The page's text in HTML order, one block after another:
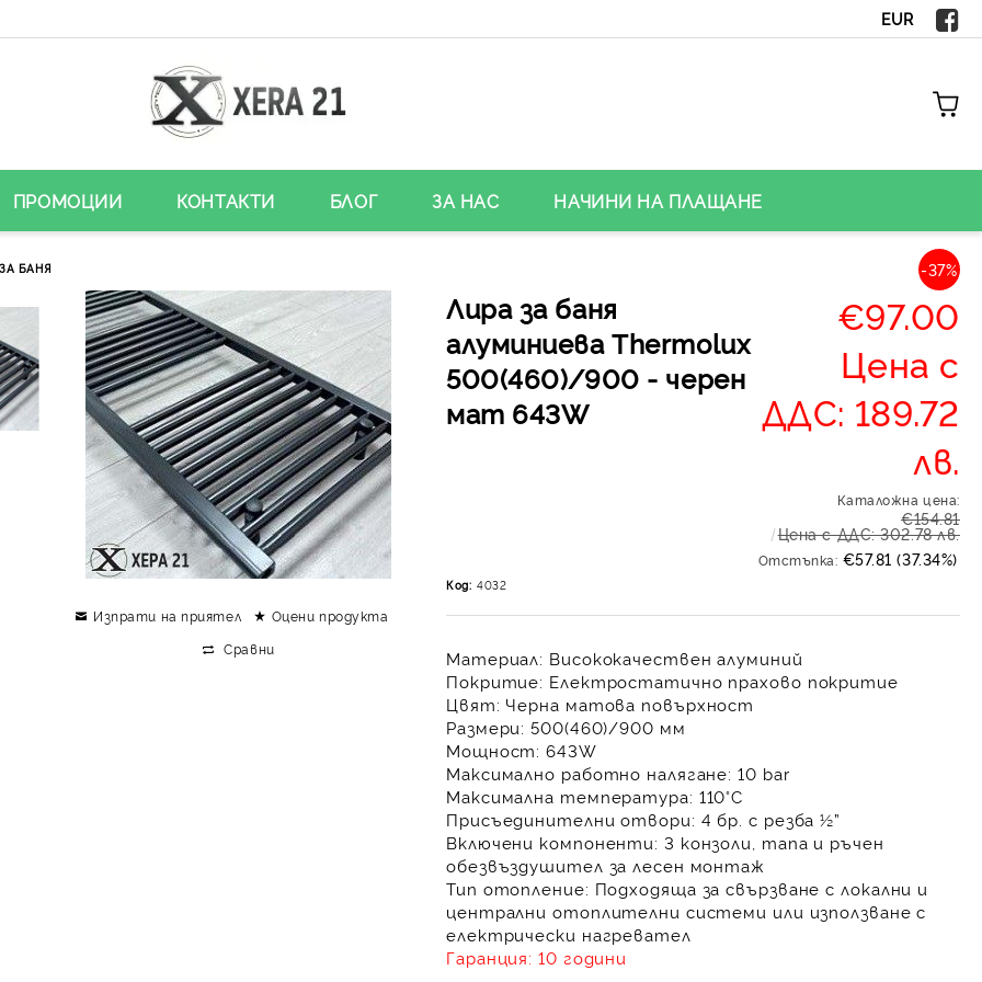
EUR
ПРОМОЦИИ КОНТАКТИ БЛОГ ЗА НАС НАЧИНИ НА ПЛАЩАНЕ
БАНЯ
Лира за баня
алуминиева Thermolux
500(460)/900 - черен
мат 643W
-37%
€97.00
Цена с
ДДС: 189.72
лв.
Каталожна цена:
€154.81
Цена с ДДС: 302.78 лв.
Отстъпка: €57.81 (37.34%)
Код: 4032
Материал: Висококачествен алуминий
Покритие: Електростатично прахово покритие
Цвят: Черна матова повърхност
Размери: 500(460)/900 мм
Мощност: 643W
Максимално работно налягане: 10 bar
Максимална температура: 110°C
Присъединителни отвори: 4 бр. с резба ½”
Включени компоненти: 3 конзоли, тапа и ръчен
обезвъздушител за лесен монтаж
Тип отопление: Подходяща за свързване с локални и
централни отоплителни системи или използване с
електрически нагревател
Гаранция: 10 години
Изпрати на приятел
Оцени продукта
Сравни